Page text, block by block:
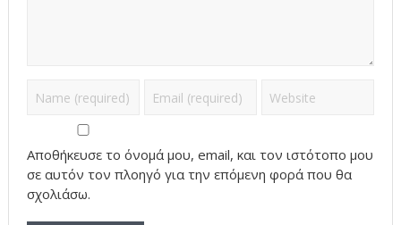
Αποθήκευσε το όνομά μου, email, και τον ιστότοπο μου
σε αυτόν τον πλοηγό για την επόμενη φορά που θα
σχολιάσω.